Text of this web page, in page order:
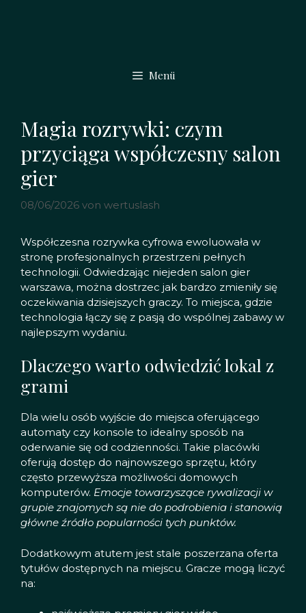
Menü
Magia rozrywki: czym
przyciąga współczesny salon
gier
08/06/2026 von wertuslash
Współczesna rozrywka cyfrowa ewoluowała w
stronę profesjonalnych przestrzeni pełnych
technologii. Odwiedzając niejeden salon gier
warszawa, można dostrzec jak bardzo zmieniły się
oczekiwania dzisiejszych graczy. To miejsca, gdzie
technologia łączy się z pasją do wspólnej zabawy w
najlepszym wydaniu.
Dlaczego warto odwiedzić lokal z
grami
Dla wielu osób wyjście do miejsca oferującego
automaty czy konsole to idealny sposób na
oderwanie się od codzienności. Takie placówki
oferują dostęp do najnowszego sprzętu, który
często przewyższa możliwości domowych
komputerów. Emocje towarzyszące rywalizacji w
grupie znajomych są nie do podrobienia i stanowią
główne źródło popularności tych punktów.
Dodatkowym atutem jest stale poszerzana oferta
tytułów dostępnych na miejscu. Gracze mogą liczyć
na: